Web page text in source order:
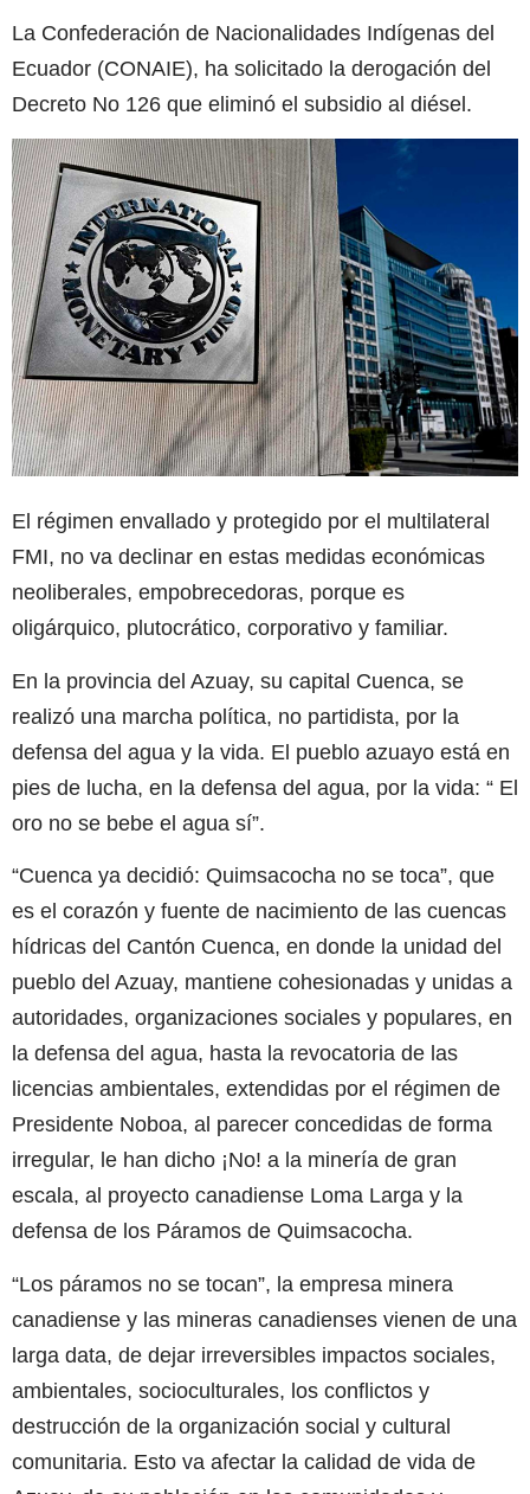
La Confederación de Nacionalidades Indígenas del
Ecuador (CONAIE), ha solicitado la derogación del
Decreto No 126 que eliminó el subsidio al diésel.
El régimen envallado y protegido por el multilateral
FMI, no va declinar en estas medidas económicas
neoliberales, empobrecedoras, porque es
oligárquico, plutocrático, corporativo y familiar.
En la provincia del Azuay, su capital Cuenca, se
realizó una marcha política, no partidista, por la
defensa del agua y la vida. El pueblo azuayo está en
pies de lucha, en la defensa del agua, por la vida: “ El
oro no se bebe el agua sí”.
“Cuenca ya decidió: Quimsacocha no se toca”, que
es el corazón y fuente de nacimiento de las cuencas
hídricas del Cantón Cuenca, en donde la unidad del
pueblo del Azuay, mantiene cohesionadas y unidas a
autoridades, organizaciones sociales y populares, en
la defensa del agua, hasta la revocatoria de las
licencias ambientales, extendidas por el régimen de
Presidente Noboa, al parecer concedidas de forma
irregular, le han dicho ¡No! a la minería de gran
escala, al proyecto canadiense Loma Larga y la
defensa de los Páramos de Quimsacocha.
“Los páramos no se tocan”, la empresa minera
canadiense y las mineras canadienses vienen de una
larga data, de dejar irreversibles impactos sociales,
ambientales, socioculturales, los conflictos y
destrucción de la organización social y cultural
comunitaria. Esto va afectar la calidad de vida de